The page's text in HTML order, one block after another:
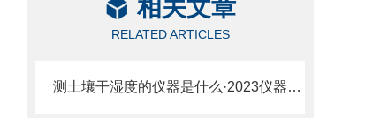
相关文章
RELATED ARTICLES
测土壤干湿度的仪器是什么·2023仪器仪表·云唐土壤干湿度检测仪器设备